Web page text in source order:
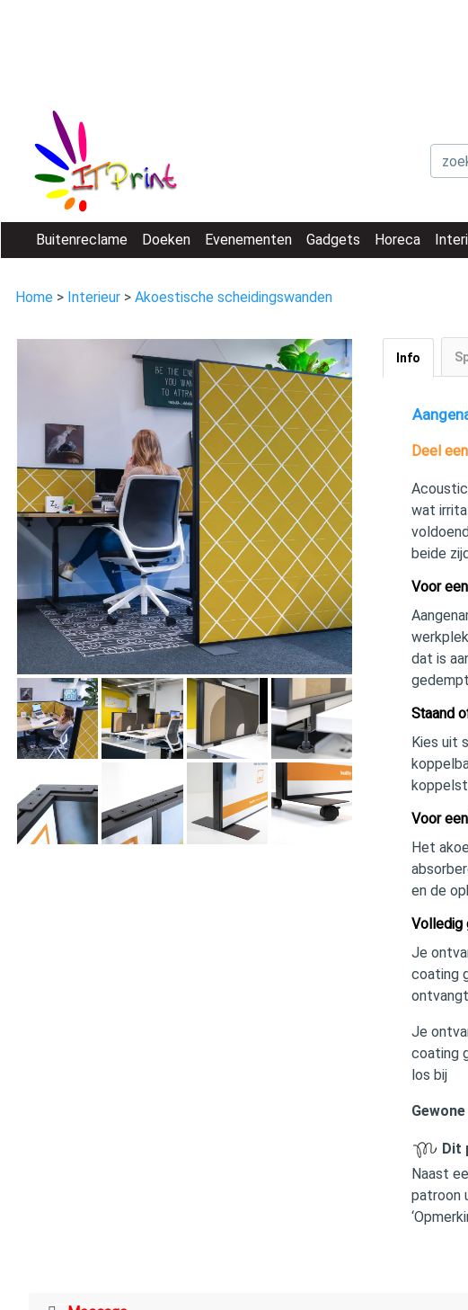
Buitenreclame Doeken Evenementen Gadgets Horeca
Home > Interieur > Akoestische scheidingswanden
Info
Deel
wat
beide
Voor
dat is
Staand
Kies uit
Voor
Het
en de
Volledig
Je
coating
Je
coating
los bij
Dit
Naast
patroon